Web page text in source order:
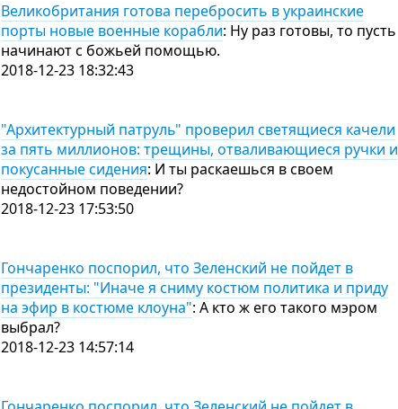
Великобритания готова перебросить в украинские
порты новые военные корабли: Ну раз готовы, то пусть
начинают с божьей помощью.
2018-12-23 18:32:43
"Архитектурный патруль" проверил светящиеся качели
за пять миллионов: трещины, отваливающиеся ручки и
покусанные сидения: И ты раскаешься в своем
недостойном поведении?
2018-12-23 17:53:50
Гончаренко поспорил, что Зеленский не пойдет в
президенты: "Иначе я сниму костюм политика и приду
на эфир в костюме клоуна": А кто ж его такого мэром
выбрал?
2018-12-23 14:57:14